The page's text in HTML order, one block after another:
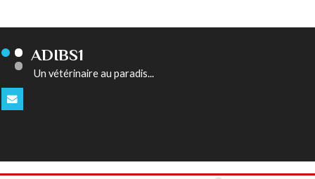
ADIBS1
Un vétérinaire au paradis...